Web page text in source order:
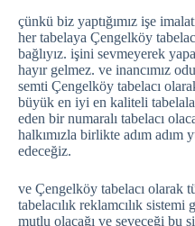
çünkü biz yaptığımız işe
her tabelaya Çengelköy
bağlıyız. işini sevmeyerek
hayır gelmez. ve inancımız
semti Çengelköy tabelacı
büyük en iyi en kaliteli
eden bir numaralı tabelacı
halkımızla birlikte adım adım
edeceğiz.
ve Çengelköy tabelacı olarak
tabelacılık reklamcılık sistemi
mutlu olacağı ve seveceği bu